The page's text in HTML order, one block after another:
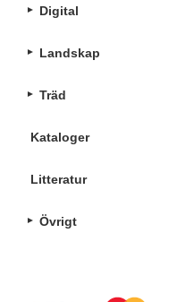
Digital
Landskap
Träd
Kataloger
Litteratur
Övrigt